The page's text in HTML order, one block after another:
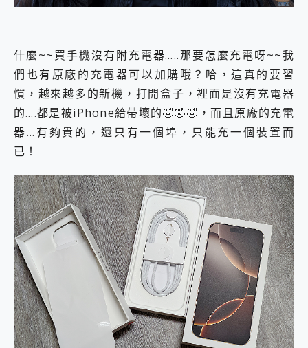
是螢幕也是電視! 一機超多用途「MSI微星 Modern MD272UPSW 27型」 4K IPS 輕薄商用智慧聯網螢幕 開箱 評測
iPhone、Apple Watch、AirPods耳機 三個設備充電一起搞定 ONPRO MagReact™ M3 3 in 1可攜摺疊無線充電器 開箱 評測
動靜皆宜「HUAWEI FreeArc」開放式耳掛耳機，無感配戴! 超穩超服貼，音質、通話也很優質
好玩好拍 vivo V50 ~ 口袋裡的 Zeiss 潮流攝影棚!
25種洗烘模式一機搞定! Roborock 衣莉莎白 H1 Neo分子篩洗脫烘 AI 滾筒洗衣機
給 MSI Claw 系列電競掌機 最完美的家 MSI Nest Docking Station 掌機專屬擴充底座 開箱 評測
B&O 精品級音響! Home+ 中嘉寬頻 SoundBox 劇院串流盒 開箱 評測
3 個超值 MHN 飛人工具分享~~ iToolab AnyGo 魔物獵人 Now飛人 ios教學 不出門也可以到處走
Locawhere AnyTo 寶可夢飛人 AnyTo 不出門也可以飛遍全世界
97.3% 恢復率，資料救援就是這麼簡單 EaseUS Data Recovery Wizard Free 18.0.0 業界最好的資料救援軟體
磁碟系統大風吹 有了 磁碟管理程式 EaseUS Partition Master 就是這麼簡單
Xiaomi 14 Ultra 開箱 評測~ 有深度的 Leica 影像旗艦手機! 加碼小旗艦 Xiaomi 14 開箱 評測
vivo TWS 3e 真無線藍牙耳機智慧降噪升級、音質明亮溫潤，並支援雙設備連接~
MSI Claw 掌機專屬配件包 來囉 完美保護 MSI Claw A1M-026TW 電競掌機
人像旗艦 vivo V30 系列 開箱 評測! 首搭蔡司光學鏡頭、攝影棚級柔光環、拍攝功能最好玩的美拍神機 vivo V30 Pro
多個願望一次滿足 超強散熱 微星 MSI Claw A1M-026TW 電競掌機 開箱 評測
一吸完美對位 擁有超強吸力與超好用的隱磁支架 O-ONE MAG 最會吸的行動電源 開箱 評測
什麼~~買手機沒有附充電器…..那要怎麼充電呀~~我
們也有原廠的充電器可以加購哦？哈，這真的要習
慣，越來越多的新機，打開盒子，裡面是沒有充電器
的….都是被iPhone給帶壞的🤣🤣🤣，而且原廠的充電
器…有夠貴的，還只有一個埠，只能充一個裝置而
已！